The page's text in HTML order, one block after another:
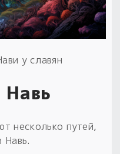
у славян
Навь
несколько путей,
Навь.